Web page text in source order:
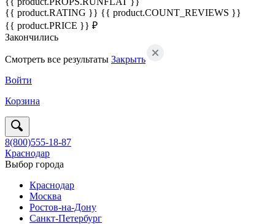
{{ product.RATING }} {{ product.COUNT_REVIEWS }}
{{ product.PRICE }} ₽
Закончились
Смотреть все результаты Закрыть
Войти
Корзина
8(800)555-18-87
Краснодар
Выбор города
Краснодар
Москва
Ростов-на-Дону
Санкт-Петербург